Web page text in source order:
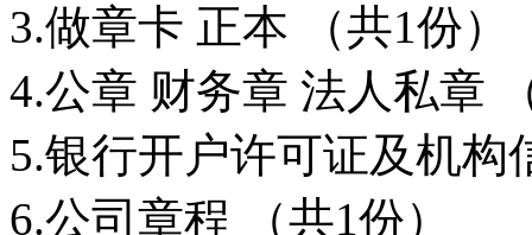
3.做章卡 正本 （共1份）
4.公章 财务章 法人私章
5.银行开户许可证及机构
6.公司章程 （共1份）